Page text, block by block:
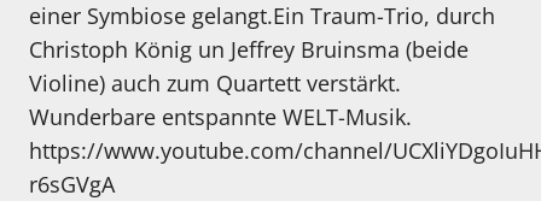
einer Symbiose gelangt.Ein Traum-Trio, durch
Christoph König un Jeffrey Bruinsma (beide
Violine) auch zum Quartett verstärkt.
Wunderbare entspannte WELT-Musik.
https://www.youtube.com/channel/
r6sGVgA